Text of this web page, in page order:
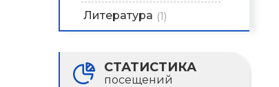
Литература (1)
СТАТИСТИКА
посещений